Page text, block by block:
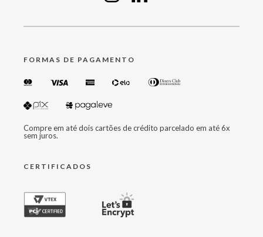
FORMAS DE PAGAMENTO
Compre em até dois cartões de crédito parcelado em até 6x
sem juros.
CERTIFICADOS